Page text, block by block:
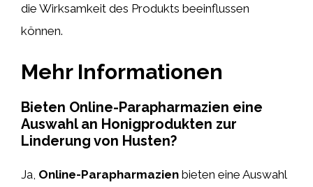
die Wirksamkeit des Produkts beeinflussen
können.
Mehr Informationen
Bieten Online-Parapharmazien eine
Auswahl an Honigprodukten zur
Linderung von Husten?
Ja, Online-Parapharmazien bieten eine Auswahl